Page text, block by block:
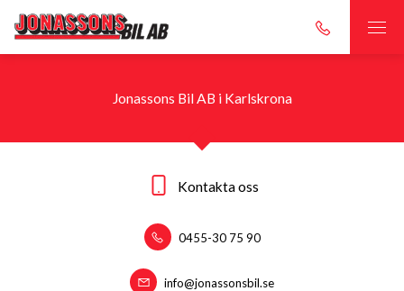
Jonassons Bil AB i Karlskrona
Kontakta oss
0455-30 75 90
info@jonassonsbil.se